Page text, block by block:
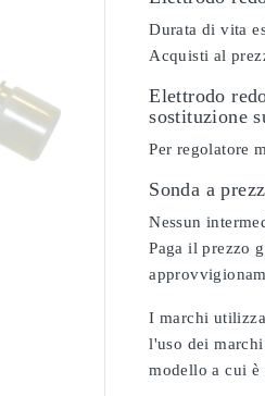
Durata di vita
Acquisti al
Elettrodo
sostituzione
Per regolatore
Sonda a
Nessun
Paga il prezzo
I marchi
l'uso dei
modello a cui è